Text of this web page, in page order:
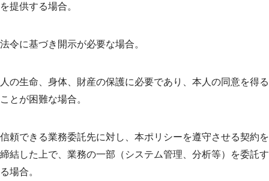
を提供する場合。
法令に基づき開示が必要な場合。
人の生命、身体、財産の保護に必要であり、本人の同意を得る
ことが困難な場合。
信頼できる業務委託先に対し、本ポリシーを遵守させる契約を
締結した上で、業務の一部（システム管理、分析等）を委託す
る場合。